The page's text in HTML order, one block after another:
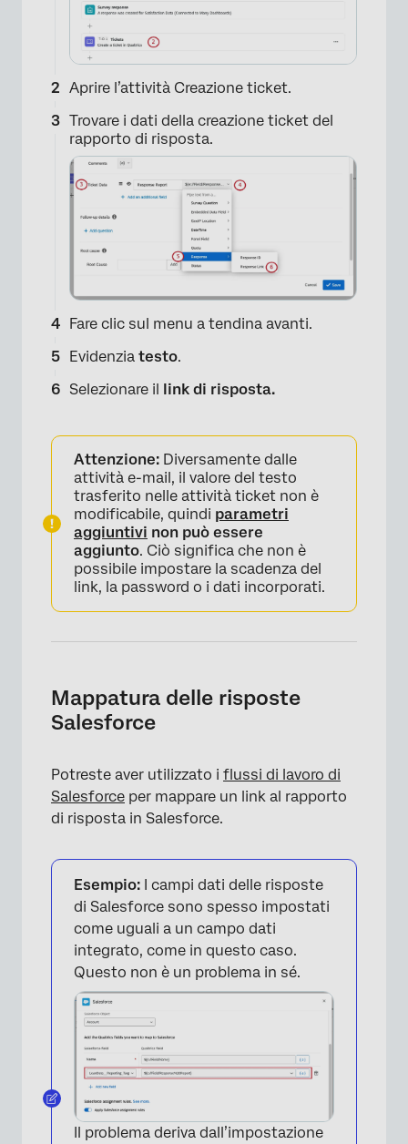
×
Aprire l’attività Creazione ticket.
Trovare i dati della creazione ticket del
rapporto di risposta.
Fare clic sul menu a tendina avanti.
Evidenzia testo.
Selezionare il link di risposta.
Attenzione: Diversamente dalle
attività e-mail, il valore del testo
trasferito nelle attività ticket non è
modificabile, quindi parametri
aggiuntivi non può essere
aggiunto. Ciò significa che non è
possibile impostare la scadenza del
link, la password o i dati incorporati.
Mappatura delle risposte
Salesforce
Potreste aver utilizzato i flussi di lavoro di
Salesforce per mappare un link al rapporto
di risposta in Salesforce.
Esempio: I campi dati delle risposte
di Salesforce sono spesso impostati
come uguali a un campo dati
integrato, come in questo caso.
Questo non è un problema in sé.
Il problema deriva dall’impostazione